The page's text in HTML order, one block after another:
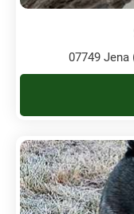
07749 Jena